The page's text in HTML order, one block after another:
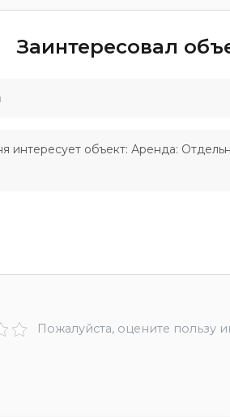
Заинтересовал
Пожалуйста, оцените пользу